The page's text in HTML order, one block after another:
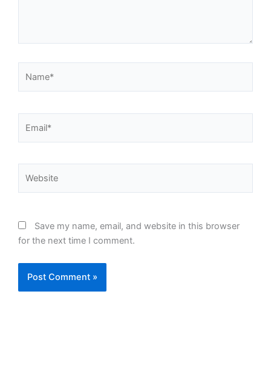
Save my name, email, and website in this browser
for the next time I comment.